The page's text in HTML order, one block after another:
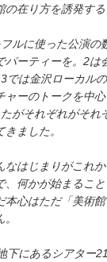
の在り方を誘発す
ルに使った公演の
パーティーを。2は
では金沢ローカル
ーのトークを中心
がそれぞれがそれ
ました。
はじまりがこれか
何かが始まること
本心はただ「美術
下にあるシアター